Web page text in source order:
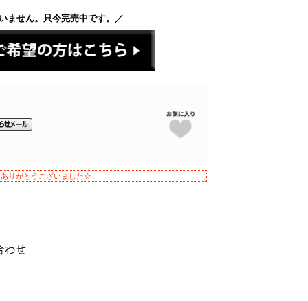
ません。只今完売中です。／
りがとうございました☆